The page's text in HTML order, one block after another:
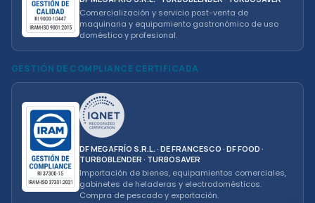
Comercialización y servicio post-venta de
maquinaria y equipamiento gastronómico de uso
doméstico y profesional.
GESTIÓN DE COMPLIANCE CERTIFICADA
DF MEGAFRÍO S.R.L. · DE FRANCESCO · DF FOOD ·
TURBOBLENDER · TURBOSAVER
Importación de bienes, equipamientos comerciales,
gabinetes de heladeras y electrodomésticos.
Compra de pescado y exportación.